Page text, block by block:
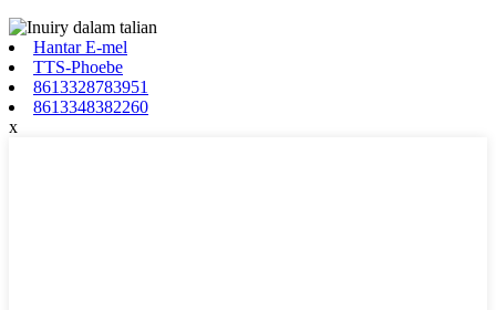
Hantar E-mel
TTS-Phoebe
8613328783951
8613348382260
x